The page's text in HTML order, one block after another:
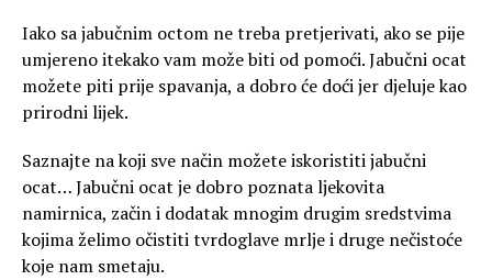
Iako sa jabučnim octom ne treba pretjerivati, ako se pije
umjereno itekako vam može biti od pomoći. Jabučni ocat
možete piti prije spavanja, a dobro će doći jer djeluje kao
prirodni lijek.
Saznajte na koji sve način možete iskoristiti jabučni
ocat… Jabučni ocat je dobro poznata ljekovita
namirnica, začin i dodatak mnogim drugim sredstvima
kojima želimo očistiti tvrdoglave mrlje i druge nečistoće
koje nam smetaju.